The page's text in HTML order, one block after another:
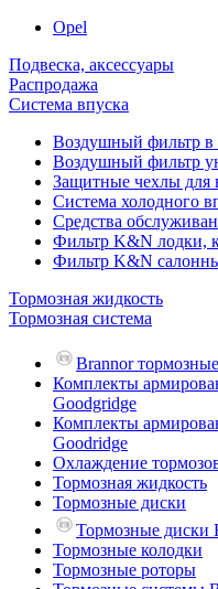
Opel
Подвеска, аксессуары
Распродажа
Система впуска
Воздушный фильтр в
Воздушный фильтр
Защитные чехлы для
Система холодного
Средства
Фильтр K&N лодки,
Фильтр K&N
Тормозная жидкость
Тормозная система
Brannor
Комплекты
Goodgridge
Комплекты
Goodridge
Охлаждение
Тормозная жидкость
Тормозные диски
Тормозные диски
Тормозные колодки
Тормозные роторы